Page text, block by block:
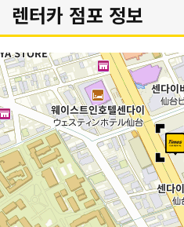
렌터카 점포 정보